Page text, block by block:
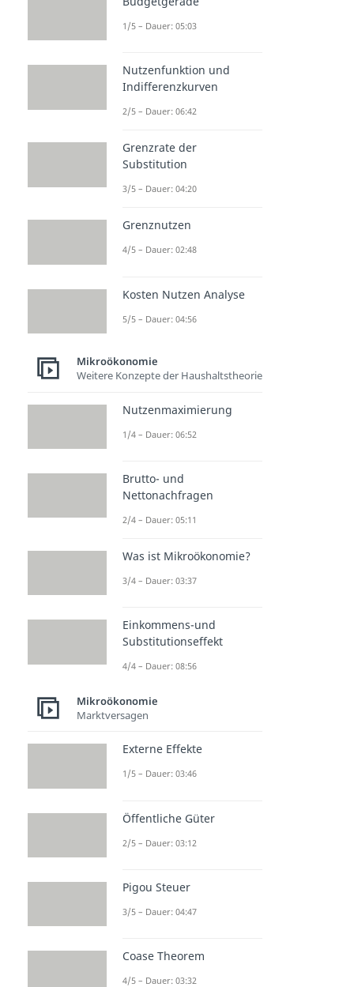
1/5 – Dauer: 05:03
Nutzenfunktion und
Indifferenzkurven
2/5 – Dauer: 06:42
Grenzrate der
Substitution
3/5 – Dauer: 04:20
Grenznutzen
4/5 – Dauer: 02:48
Kosten Nutzen Analyse
5/5 – Dauer: 04:56
Mikroökonomie
Weitere Konzepte der Haushaltstheorie
Nutzenmaximierung
1/4 – Dauer: 06:52
Brutto- und
Nettonachfragen
2/4 – Dauer: 05:11
Was ist Mikroökonomie?
3/4 – Dauer: 03:37
Einkommens-und
Substitutionseffekt
4/4 – Dauer: 08:56
Mikroökonomie
Marktversagen
Externe Effekte
1/5 – Dauer: 03:46
Öffentliche Güter
2/5 – Dauer: 03:12
Pigou Steuer
3/5 – Dauer: 04:47
Coase Theorem
4/5 – Dauer: 03:32